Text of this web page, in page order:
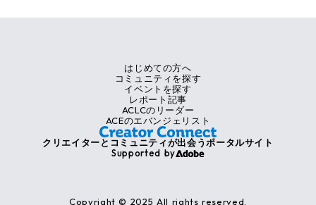
クリエイターとコミュニティが出会うポータルサイト
Supported by
Copyright © 2025 All rights reserved.
はじめての方へ
コミュニティを探す
イベントを探す
レポート記事
ACLCのリーダー
ACEのエバンジェリスト